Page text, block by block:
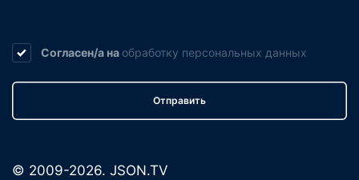
Согласен/а на обработку персональных данных
Отправить
© 2009-2026. JSON.TV